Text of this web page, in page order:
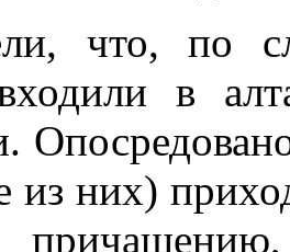
что, по
в
из них)